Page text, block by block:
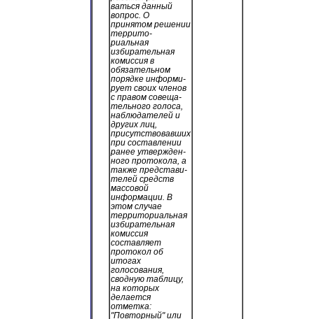
ваться данный
вопрос. О
принятом решении
террито-
риальная
избирательная
комиссия в
обязательном
порядке информи-
рует своих членов
с правом совеща-
тельного голоса,
наблюдателей и
других лиц,
присутствовавших
при составлении
ранее утвержден-
ного протокола, а
также представи-
телей средств
массовой
информации. В
этом случае
территориальная
избирательная
комиссия
составляет
протокол об
итогах
голосования,
сводную таблицу,
на которых
делается
отметка:
"Повторный" или